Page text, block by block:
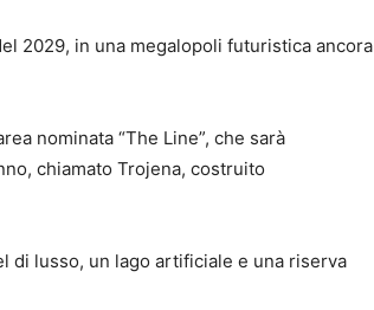
2029, in una megalopoli futuristica ancora
nominata “The Line”, che sarà
chiamato Trojena, costruito
di lusso, un lago artificiale e una riserva